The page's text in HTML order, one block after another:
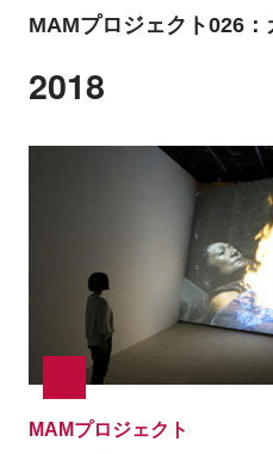
MAMプロジェクト026：
2018
MAMプロジェクト